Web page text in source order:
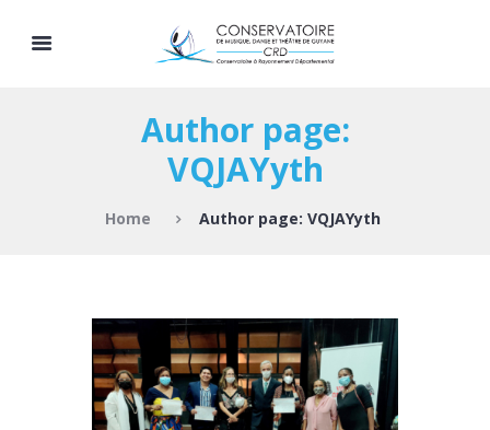
Author page:
VQJAYyth
Home Author page: VQJAYyth